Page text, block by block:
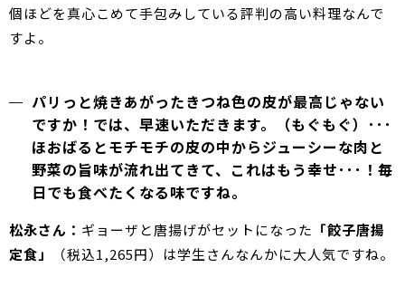
個ほどを真心こめて手包みしている評判の高い料理なんで
すよ。
パリっと焼きあがったきつね色の皮が最高じゃない
ですか！では、早速いただきます。（もぐもぐ）･･･
ほおばるとモチモチの皮の中からジューシーな肉と
野菜の旨味が流れ出てきて、これはもう幸せ･･･！毎
日でも食べたくなる味ですね。
松永さん： ギョーザと唐揚げがセットになった 「餃子唐揚
定食」
（税込1,265円）は学生さんなんかに大人気ですね。